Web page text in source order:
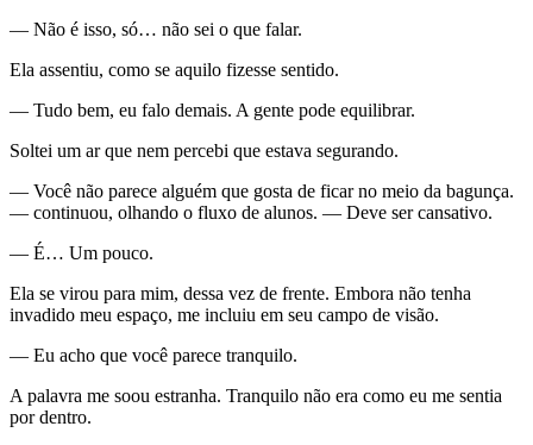
— Não é isso, só… não sei o que falar.
Ela assentiu, como se aquilo fizesse sentido.
— Tudo bem, eu falo demais. A gente pode equilibrar.
Soltei um ar que nem percebi que estava segurando.
— Você não parece alguém que gosta de ficar no meio da bagunça.
— continuou, olhando o fluxo de alunos. — Deve ser cansativo.
— É… Um pouco.
Ela se virou para mim, dessa vez de frente. Embora não tenha
invadido meu espaço, me incluiu em seu campo de visão.
— Eu acho que você parece tranquilo.
A palavra me soou estranha. Tranquilo não era como eu me sentia
por dentro.